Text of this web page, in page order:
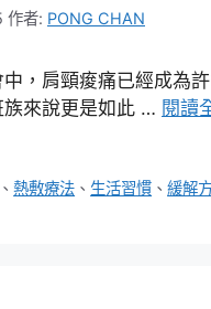
作者: PONG CHAN
，肩頸痠痛已經成為
族來說更是如此 … 閱讀
、熱敷療法 、 生活習慣 、緩解